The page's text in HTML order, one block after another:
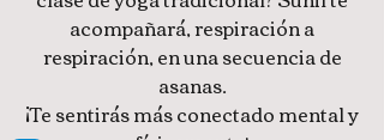
acompañará, respiración a
respiración, en una secuencia de
asanas.
¡Te sentirás más conectado mental y